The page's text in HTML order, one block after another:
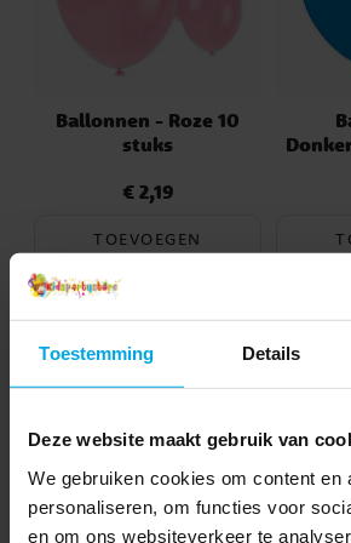
Toestemming Details
Deze website maakt gebruik van
We gebruiken cookies om content en
personaliseren, om functies voor
en om ons websiteverkeer te
Ballonnen - Roze 10
stuks
Prijs :€ 2,19
€ 2,19
TOEVOEGEN
4.6
recensies
4☆
1 ☆
Beoordelingen (14)